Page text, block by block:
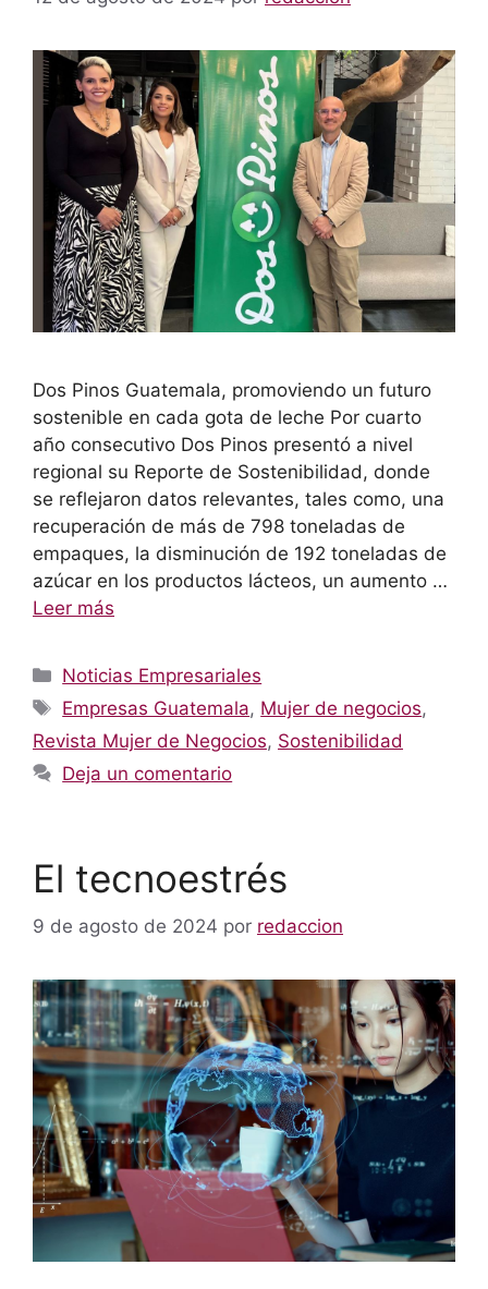
Dos Pinos Guatemala, promoviendo un futuro
sostenible en cada gota de leche Por cuarto
año consecutivo Dos Pinos presentó a nivel
regional su Reporte de Sostenibilidad, donde
se reflejaron datos relevantes, tales como, una
recuperación de más de 798 toneladas de
empaques, la disminución de 192 toneladas de
azúcar en los productos lácteos, un aumento …
Leer más
Categorías
Noticias Empresariales
Etiquetas
Empresas Guatemala, Mujer de negocios,
Revista Mujer de Negocios, Sostenibilidad
Deja un comentario
El tecnoestrés
9 de agosto de 2024 por redaccion